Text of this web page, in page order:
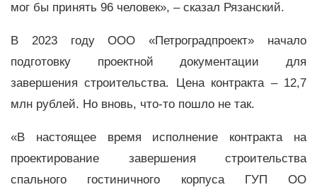
мог бы принять 96 человек», – сказал Рязанский.
В 2023 году ООО «Петроградпроект» начало
подготовку проектной документации для
завершения строительства. Цена контракта – 12,7
млн рублей. Но вновь, что-то пошло не так.
«В настоящее время исполнение контракта на
проектирование завершения строительства
спального гостиничного корпуса ГУП ОО